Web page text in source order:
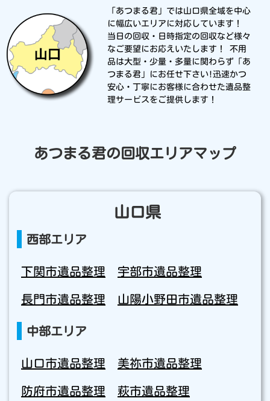
「あつまる君」では山口県全域を中心
に幅広いエリアに対応しています！
当日の回収・日時指定の回収など様々
なご要望にお応えいたします！ 不用
品は大型・少量・多量に関わらず「あ
つまる君」にお任せ下さい!迅速かつ
安心・丁寧にお客様に合わせた遺品整
理サービスをご提供します！
あつまる君の回収エリアマップ
山口県
西部エリア
下関市遺品整理 宇部市遺品整理
長門市遺品整理 山陽小野田市遺品整理
中部エリア
山口市遺品整理 美祢市遺品整理
防府市遺品整理 萩市遺品整理